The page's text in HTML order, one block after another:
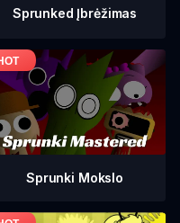
Sprunked Įbrėžimas
Sprunki Mokslo